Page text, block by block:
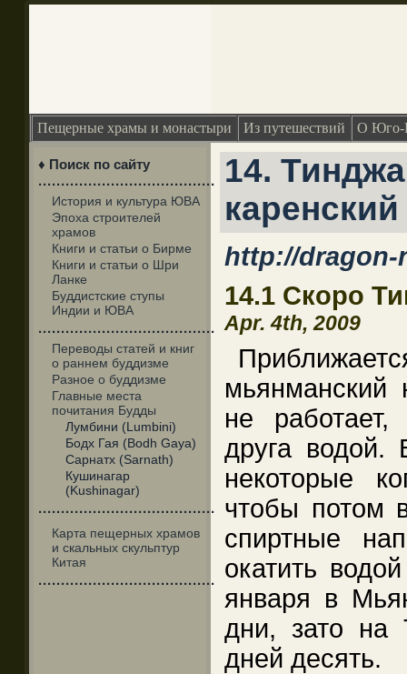
Пещерные храмы и монастыри Из путешествий О Юго-
♦ Поиск по сайту
·······································
История и культура ЮВА
Эпоха строителей
храмов
Книги и статьи о Бирме
Книги и статьи о Шри
Ланке
Буддистские ступы
Индии и ЮВА
·······································
Переводы статей и книг
о раннем буддизме
Разное о буддизме
Главные места
почитания Будды
Лумбини (Lumbini)
Бодх Гая (Bodh Gaya)
Сарнатх (Sarnath)
Кушинагар
(Kushinagar)
·······································
Карта пещерных храмов
и скальных скульптур
Китая
·······································
14.
http://dragon-
14.1 Скоро
Apr. 4th, 2009
мьянманский
не
друга водой.
некоторые
чтобы потом
спиртные
окатить
января в
дни, зато на
дней десять.